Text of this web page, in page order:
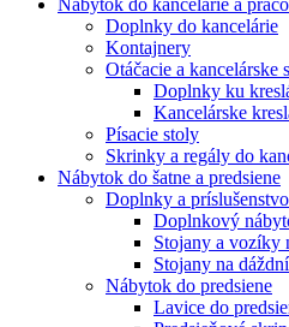
Doplnky do kancelárie
Kontajnery
Otáčacie a kancelárske
Doplnky ku
Kancelárske
Písacie stoly
Skrinky a regály do
Nábytok do šatne a predsiene
Doplnky a
Doplnkový
Stojany a vozíky
Stojany na
Nábytok do predsiene
Lavice do